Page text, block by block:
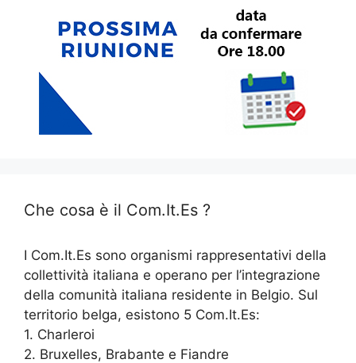
Che cosa è il Com.It.Es ?
I Com.It.Es sono organismi rappresentativi della
collettività italiana e operano per l’integrazione
della comunità italiana residente in Belgio. Sul
territorio belga, esistono 5 Com.It.Es:
1. Charleroi
2. Bruxelles, Brabante e Fiandre